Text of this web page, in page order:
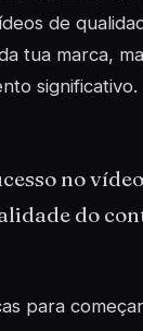
de
tua marca,
significativo.
no
do
para